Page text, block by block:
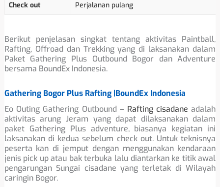
Check out
Perjalanan pulang
Berikut penjelasan singkat tentang aktivitas Paintball,
Rafting, Offroad dan Trekking yang di laksanakan dalam
Paket Gathering Plus Outbound Bogor dan Adventure
bersama BoundEx Indonesia.
Gathering Bogor Plus Rafting |BoundEx Indonesia
Eo Outing Gathering Outbound – Rafting cisadane adalah
aktivitas arung Jeram yang dapat dilaksanakan dalam
paket Gathering Plus adventure, biasanya kegiatan ini
laksanakan di kedua sebelum check out. Untuk teknisnya
peserta kan di jemput dengan menggunakan kendaraan
jenis pick up atau bak terbuka lalu diantarkan ke titik awal
pengarungan Sungai cisadane yang terletak di Wilayah
caringin Bogor.